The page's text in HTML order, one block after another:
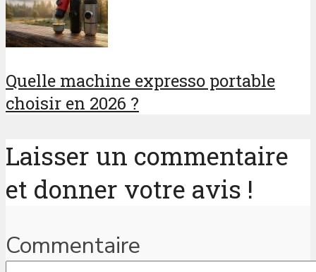
Quelle machine expresso portable
choisir en 2026 ?
Laisser un commentaire
et donner votre avis !
Commentaire